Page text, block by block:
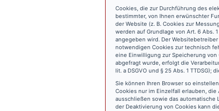
Cookies, die zur Durchführung des
bestimmter, von Ihnen erwünschter
der Website (z. B. Cookies zur
werden auf Grundlage von Art. 6 Abs.
angegeben wird. Der
notwendigen Cookies zur technisch
eine Einwilligung zur Speicherung
abgefragt wurde, erfolgt die
lit. a DSGVO und § 25 Abs. 1
Sie können Ihren Browser so
Cookies nur im Einzelfall erlauben,
ausschließen sowie das automatische
der Deaktivierung von Cookies kann